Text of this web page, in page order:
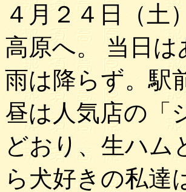
４月２４日（土
高原へ。 当日
雨は降らず。駅
昼は人気店の「
どおり、生ハム
ら犬好きの私達